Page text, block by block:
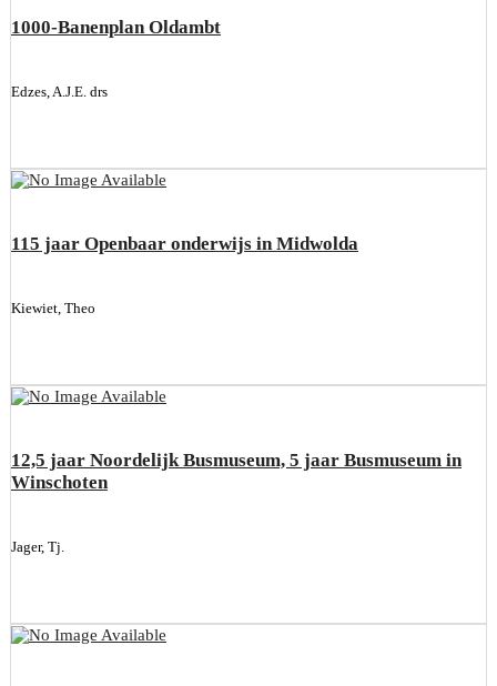
1000-Banenplan Oldambt
Edzes, A.J.E. drs
115 jaar Openbaar onderwijs in Midwolda
Kiewiet, Theo
12,5 jaar Noordelijk Busmuseum, 5 jaar Busmuseum in
Winschoten
Jager, Tj.